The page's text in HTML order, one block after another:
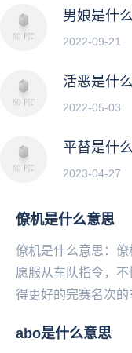
男娘是什
2022-09-21
活恶是什
2022-05-03
平替是什
2023-04-27
僚机是什么意思
僚机是什么意思：
愿服从车队指令，
得更好的完赛名次
abo是什么意思